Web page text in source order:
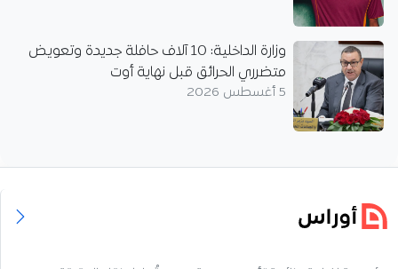
وزارة الداخلية: 10 آلاف حافلة جديدة وتعويض
متضرري الحرائق قبل نهاية أوت
5 أغسطس 2026